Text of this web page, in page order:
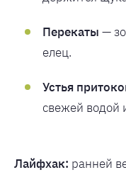
Перекаты —
елец.
Устья
свежей водой
Лайфхак: ранней